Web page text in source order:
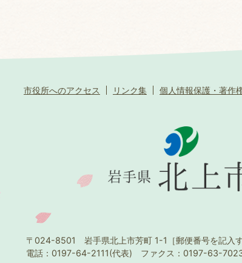
市役所へのアクセス リンク集 個人情報保護・著作
〒024-8501 岩手県北上市芳町 1-1 ［郵便番号を記入
電話：0197-64-2111(代表) ファクス：0197-63-